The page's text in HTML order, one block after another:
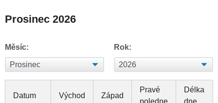
Prosinec 2026
Měsíc: Rok:
Datum Východ Západ
Pravé
Délka